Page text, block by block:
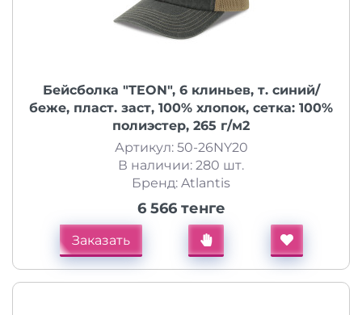
Бейсболка "TEON", 6 клиньев, т. синий/
беже, пласт. заст, 100% хлопок, сетка: 100%
полиэстер, 265 г/м2
Артикул: 50-26NY20
В наличии: 280 шт.
Бренд: Atlantis
6 566 тенге
Заказать